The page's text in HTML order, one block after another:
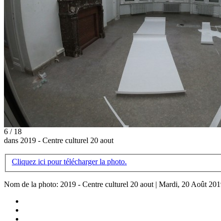
6 / 18
dans 2019 - Centre culturel 20 aout
Cliquez ici pour télécharger la photo.
Nom de la photo: 2019 - Centre culturel 20 aout | Mardi, 20 Août